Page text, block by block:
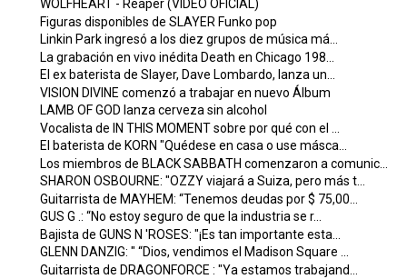
WOLFHEART - Reaper (VIDEO OFICIAL)
Figuras disponibles de SLAYER Funko pop
Linkin Park ingresó a los diez grupos de música má...
La grabación en vivo inédita Death en Chicago 198...
El ex baterista de Slayer, Dave Lombardo, lanza un...
VISION DIVINE comenzó a trabajar en nuevo Álbum
LAMB OF GOD lanza cerveza sin alcohol
Vocalista de IN THIS MOMENT sobre por qué con el ...
El baterista de KORN "Quédese en casa o use másca...
Los miembros de BLACK SABBATH comenzaron a comunic...
SHARON OSBOURNE: "OZZY viajará a Suiza, pero más t...
Guitarrista de MAYHEM: “Tenemos deudas por $ 75,00...
GUS G .: “No estoy seguro de que la industria se r...
Bajista de GUNS N 'ROSES: "¡Es tan importante esta...
GLENN DANZIG: " “Dios, vendimos el Madison Square ...
Guitarrista de DRAGONFORCE : "Ya estamos trabajand...